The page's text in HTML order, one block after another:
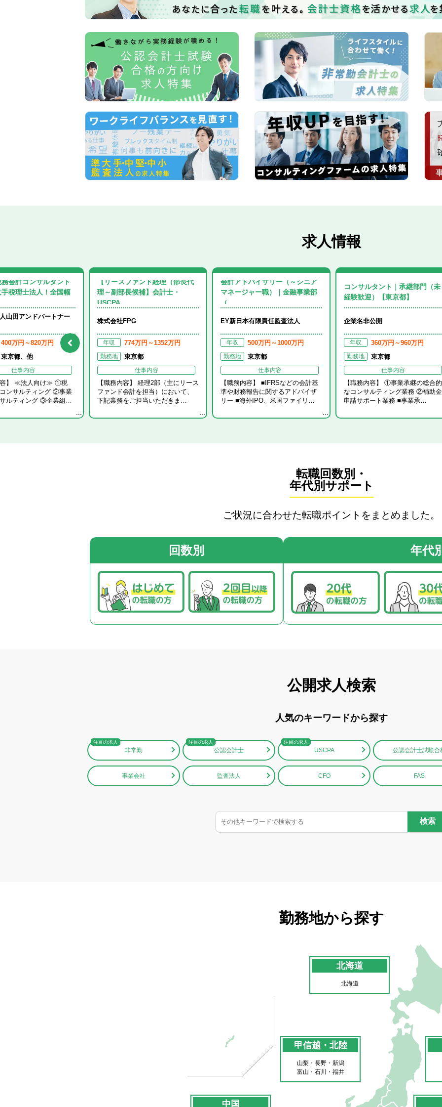
公認会計士
会計士試験合格
北海道・東北エリア
関東エリア
北海道・東北エリア すべて
北海道 青森県
岩手県 宮城県
福島県
関東エリア すべて
茨城県 栃木県
群馬県 埼玉県
神奈川県
北陸・甲信越エリア すべて
新潟県 富山県
石川県 福井県
東海エリア すべて
岐阜県 静岡県
愛知県 三重県
関西エリア すべて
滋賀県 京都府
大阪府 兵庫県
中国・四国エリア すべて
鳥取県 島根県
岡山県 広島県
香川県
高知県
九州・沖縄エリア すべて
福岡県 佐賀県
長崎県 熊本県
鹿児島県
監査法人
会計事務所・税理士法人
この条件で検索する
キーワードから探す
人気のキーワードから探す
注目の求人 注目の求人
公認会計士
事業会社
この条件で検索する
公開求人検索
人気のキーワードから探す
非常勤 公認会計士 USCPA 公認会計士試験合
事業会社 監査法人 CFO FAS
検索
転職回数別・
年代別サポート
ご状況に合わせた転職ポイントをまとめました。
回数別 年代
求人情報
山田アンドパートナー
会計コンサルタント
税理士法人！全国幅
400万円～820万円
東京都、他
仕事内容
容】 ≪法人向け≫ ①税
ンサルティング ②事業
ルティング ③企業組…
株式会社FPG
【リースファンド経理（部長代
理～副部長候補】会計士・
USCPA …
年収 774万円～1352万円
勤務地 東京都
仕事内容
【職務内容】 経理2部（主にリース
ファンド会計を担当）において、
下記業務をご担当いただきま…
EY新日本有限責任監査法人
会計アドバイザリー（～シニア
マネージャー職）｜金融事業部
（…
年収 500万円～1000万円
勤務地 東京都
仕事内容
【職務内容】 ■IFRSなどの会計基
準や財務報告に関するアドバイザ
リー ■海外IPO、米国ファイリ…
企業名非公開
コンサルタント｜承継部門（未
経験歓迎）【東京都】
年収 360万円～960万円
勤務地 東京都
仕事内容
【職務内容】 ①事業承継の総合的
なコンサルティング業務 ②補助金
申請サポート業務 ■事業承…
勤務地から探す
北海道
北海道
甲信越・北陸
山梨・長野・新潟
富山・石川・福井
中国